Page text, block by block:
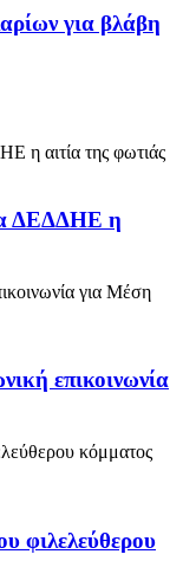
για βλάβη
ΔΕΔΔΗΕ η
επικοινωνία
φιλελεύθερου